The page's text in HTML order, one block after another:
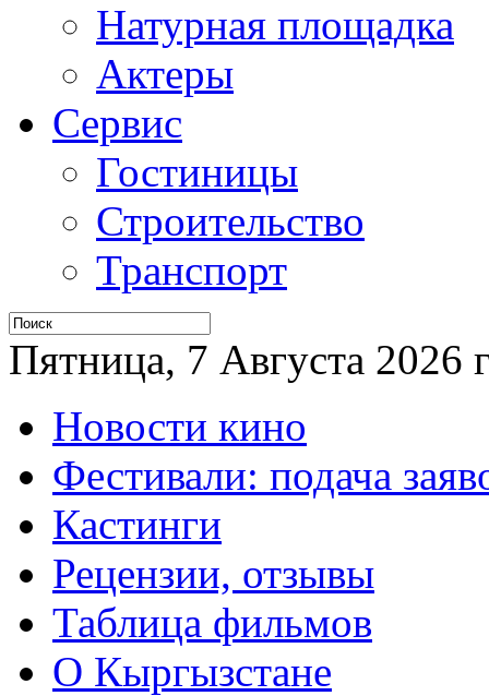
Натурная площадка
Актеры
Сервис
Гостиницы
Строительство
Транспорт
Пятница, 7 Августа 2026
Новости кино
Фестивали: подача
Кастинги
Рецензии, отзывы
Таблица фильмов
О Кыргызстане